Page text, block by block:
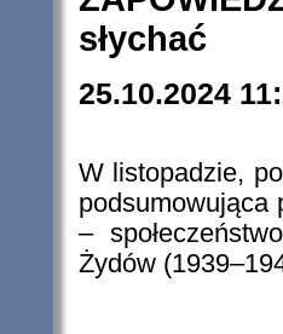
słychać
25.10.2024
W listopadzie,
podsumowująca
–
Żydów